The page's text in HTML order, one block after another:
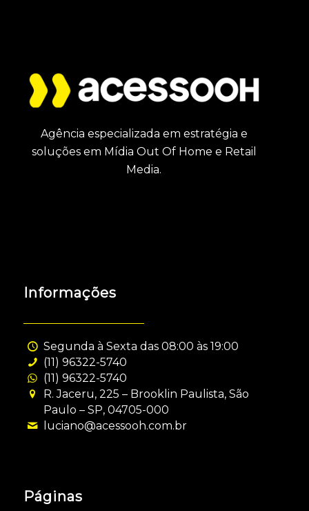
Agência especializada em estratégia e
soluções em Mídia Out Of Home e Retail
Media.
Informações
Segunda à Sexta das 08:00 às 19:00
(11) 96322-5740
(11) 96322-5740
R. Jaceru, 225 – Brooklin Paulista, São
Paulo – SP, 04705-000
luciano@acessooh.com.br
Páginas